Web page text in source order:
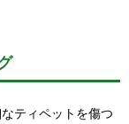
ティペットを傷つ